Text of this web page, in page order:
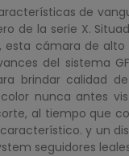
de
de la serie X.
esta cámara de
del sistema
brindar calidad
nunca antes
al tiempo que
y un
seguidores